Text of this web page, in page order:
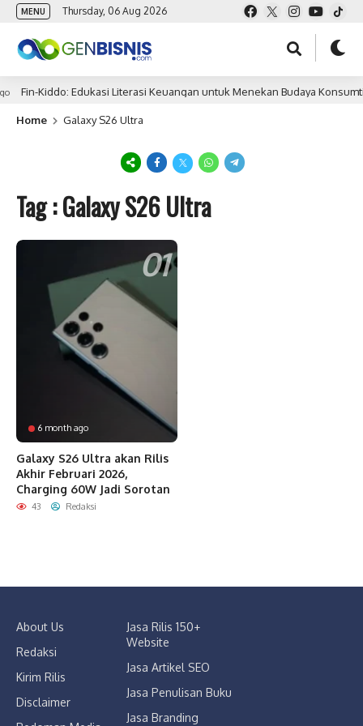
MENU Thursday, 06 Aug 2026
Fin-Kiddo: Edukasi Literasi Keuangan untuk Menekan Budaya
Home Galaxy S26 Ultra
Tag : Galaxy S26 Ultra
6 month ago
Galaxy S26 Ultra akan Rilis
Akhir Februari 2026,
Charging 60W Jadi Sorotan
43 Redaksi
About Us
Redaksi
Kirim Rilis
Disclaimer
Jasa Rilis 150+
Website
Jasa Artikel SEO
Jasa Penulisan Buku
Jasa Branding